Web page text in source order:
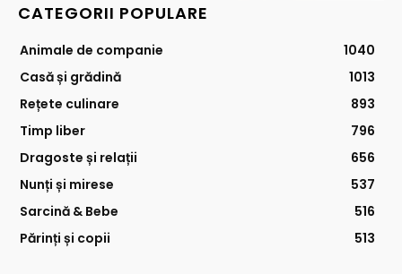
CATEGORII POPULARE
Animale de companie
1040
Casă și grădină
1013
Rețete culinare
893
Timp liber
796
Dragoste și relații
656
Nunți și mirese
537
Sarcină & Bebe
516
Părinți și copii
513